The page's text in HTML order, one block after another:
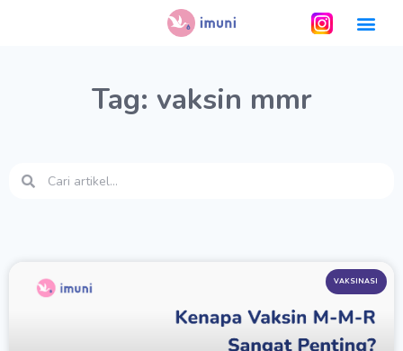
Tag: vaksin mmr
VAKSINASI